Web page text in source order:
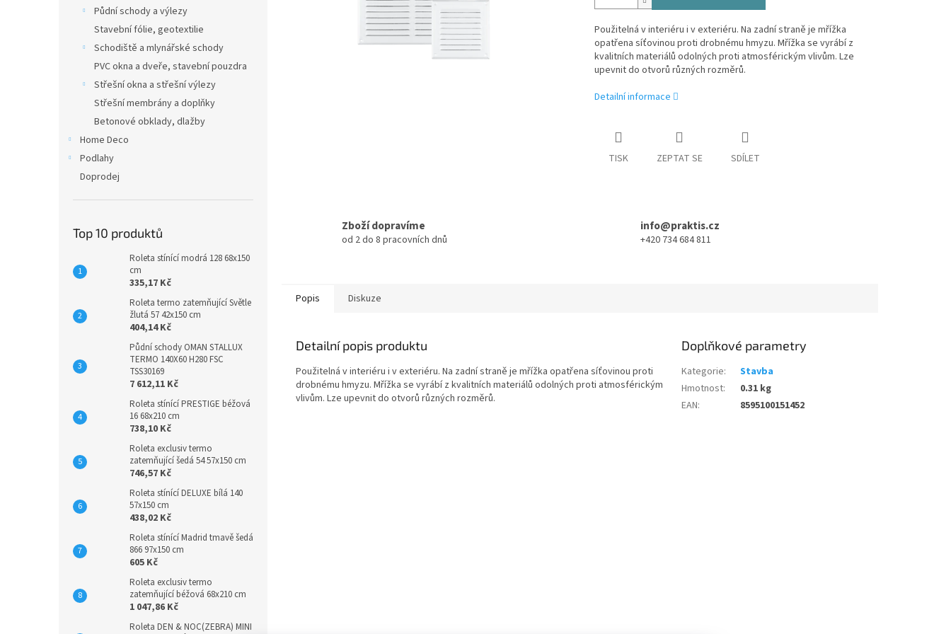
Půdní schody a výlezy
Stavební fólie, geotextilie
Schodiště a mlynářské schody
PVC okna a dveře, stavební pouzdra
Střešní okna a střešní výlezy
Střešní membrány a doplňky
Betonové obklady, dlažby
Home Deco
Podlahy
Doprodej
Top 10 produktů
Roleta stínící modrá 128 68x150
cm
335,17 Kč
Roleta termo zatemňující Světle
žlutá 57 42x150 cm
404,14 Kč
Půdní schody OMAN STALLUX
TERMO 140X60 H280 FSC
TSS30169
7 612,11 Kč
Roleta stínící PRESTIGE béžová
16 68x210 cm
738,10 Kč
Roleta exclusiv termo
zatemňující šedá 54 57x150 cm
746,57 Kč
Roleta stínící DELUXE bílá 140
57x150 cm
438,02 Kč
Roleta stínící Madrid tmavě šedá
866 97x150 cm
605 Kč
Roleta exclusiv termo
zatemňující béžová 68x210 cm
1 047,86 Kč
Roleta DEN & NOC(ZEBRA) MINI
Použitelná v interiéru i v exteriéru. Na zadní straně je mřížka
opatřena síťovinou proti drobnému hmyzu. Mřížka se vyrábí z
kvalitních materiálů odolných proti atmosférickým vlivům. Lze
upevnit do otvorů různých rozměrů.
Detailní informace
TISK ZEPTAT SE SDÍLET
Zboží dopravíme
od 2 do 8 pracovních dnů
info@praktis.cz
+420 734 684 811
Popis Diskuze
Detailní popis produktu
Použitelná v interiéru i v exteriéru. Na zadní straně je mřížka opatřena síťovinou proti
drobnému hmyzu. Mřížka se vyrábí z kvalitních materiálů odolných proti atmosférickým
vlivům. Lze upevnit do otvorů různých rozměrů.
Doplňkové parametry
Kategorie:
Stavba
Hmotnost:
0.31 kg
EAN: 8595100151452